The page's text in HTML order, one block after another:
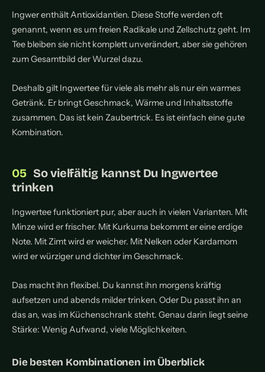
Ingwer enthält Antioxidantien. Diese Stoffe werden oft
genannt, wenn es um freien Radikale und Zellschutz geht. Im
Tee bleiben sie nicht komplett unverändert, aber sie gehören
zum Gesamtbild der Wurzel dazu.
Deshalb gilt Ingwertee für viele als mehr als nur ein warmes
Getränk. Er bringt Geschmack, Wärme und Inhaltsstoffe
zusammen. Das ist kein Zaubertrick. Es ist einfach eine gute
Kombination.
So vielfältig kannst Du Ingwertee
trinken
Ingwertee funktioniert pur, aber auch in vielen Varianten. Mit
Minze wird er frischer. Mit Kurkuma bekommt er eine erdige
Note. Mit Zimt wird er weicher. Mit Nelken oder Kardamom
wird er würziger und dichter im Geschmack.
Das macht ihn flexibel. Du kannst ihn morgens kräftig
aufsetzen und abends milder trinken. Oder Du passt ihn an
das an, was im Küchenschrank steht. Genau darin liegt seine
Stärke: Wenig Aufwand, viele Möglichkeiten.
Die besten Kombinationen im Überblick